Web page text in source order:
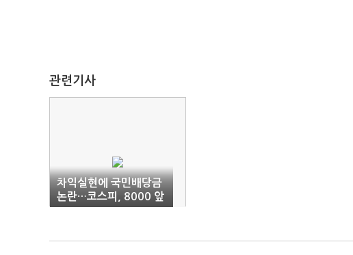
관련기사
차익실현에 국민배당금
논란…코스피, 8000 앞
두고 롤러코스터